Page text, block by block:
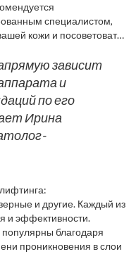
, чтобы
посещения
на тех
потребностям и
страна-производитель
и эффективности
предоставляют
Стоимость прибора
и вашим
экономить на
специалистом,
кожи и посоветовать
зависит
и
по его
Ирина
и другие. Каждый из
и эффективности.
благодаря
проникновения в слои